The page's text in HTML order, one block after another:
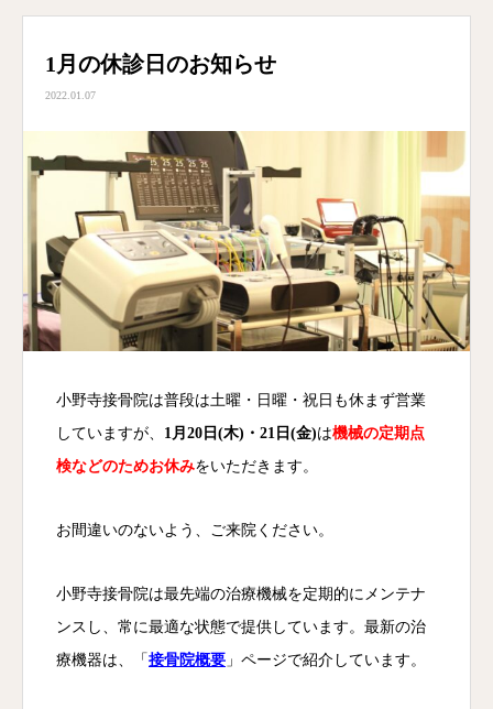
1月の休診日のお知らせ
2022.01.07
小野寺接骨院は普段は土曜・日曜・祝日も休まず営業
していますが、 1月20日(木)・21日(金)は機械の定期点
検などのためお休みをいただきます。
お間違いのないよう、ご来院ください。
小野寺接骨院は最先端の治療機械を定期的にメンテナ
ンスし、常に最適な状態で提供しています。最新の治
療機器は、「 接骨院概要 」ページで紹介しています。